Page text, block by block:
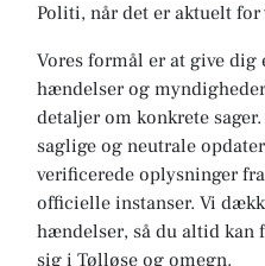
Politi, når det er aktuelt for
Vores formål er at give dig
hændelser og
detaljer om konkrete
saglige og neutrale
verificerede oplysninger
officielle instanser. Vi
hændelser, så du altid kan
sig i Tølløse og omegn.